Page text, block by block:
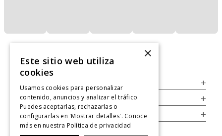
+
Legal +
Cuenta +
×
Este sitio web utiliza
cookies
Usamos cookies para personalizar
contenido, anuncios y analizar el tráfico.
Puedes aceptarlas, rechazarlas o
configurarlas en 'Mostrar detalles'. Conoce
más en nuestra Política de privacidad